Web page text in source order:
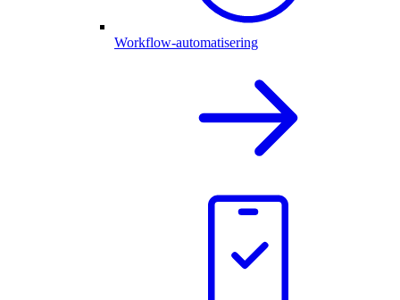
Workflow-automatisering